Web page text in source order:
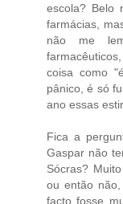
escola? Belo
farmácias,
não me
coisa como
pânico, é só
ano essas
Fica a
Gaspar não
Sócras?
ou então
facto fosse